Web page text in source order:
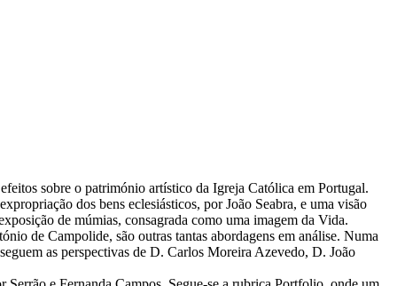
sobre o património artístico da Igreja Católica em Portugal.
dos bens eclesiásticos, por João Seabra, e uma visão
de múmias, consagrada como uma imagem da Vida.
de Campolide, são outras tantas abordagens em análise. Numa
as perspectivas de D. Carlos Moreira Azevedo, D. João